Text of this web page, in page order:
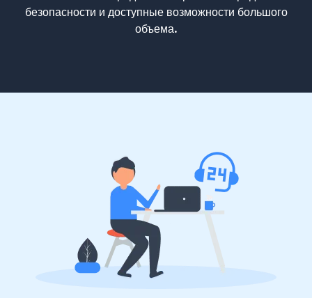
безопасности и доступные возможности большого
объема.